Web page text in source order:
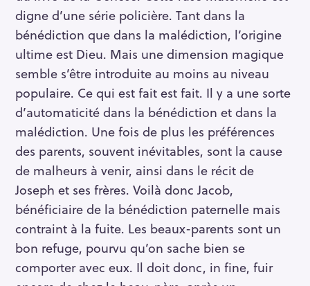
digne d’une série policière. Tant dans la
bénédiction que dans la malédiction, l’origine
ultime est Dieu. Mais une dimension magique
semble s’être introduite au moins au niveau
populaire. Ce qui est fait est fait. Il y a une sorte
d’automaticité dans la bénédiction et dans la
malédiction. Une fois de plus les préférences
des parents, souvent inévitables, sont la cause
de malheurs à venir, ainsi dans le récit de
Joseph et ses frères. Voilà donc Jacob,
bénéficiaire de la bénédiction paternelle mais
contraint à la fuite. Les beaux-parents sont un
bon refuge, pourvu qu’on sache bien se
comporter avec eux. Il doit donc, in fine, fuir